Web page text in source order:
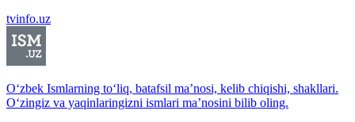
tvinfo.uz
O‘zbek Ismlarning to‘liq, batafsil ma’nosi, kelib chiqishi, shakllari.
O‘zingiz va yaqinlaringizni ismlari ma’nosini bilib oling.